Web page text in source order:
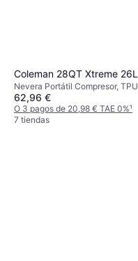
Coleman 28QT Xtreme 26L
Nevera Portátil Compresor, TPU
(Poliuretano Termoplástico)
62,96 €
O 3 pagos de 20,98 € TAE 0%¹
7 tiendas